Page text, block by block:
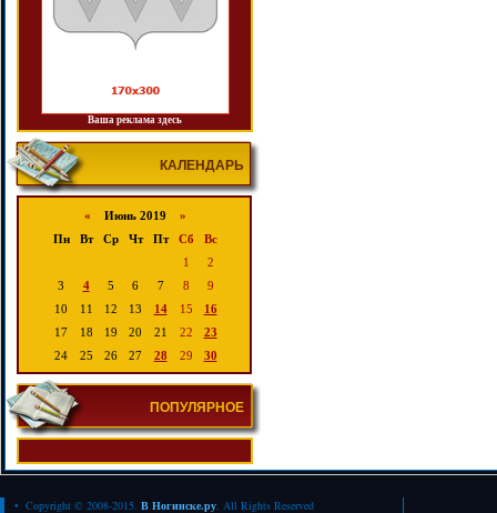
Ваша реклама здесь
КАЛЕНДАРЬ
« Июнь 2019 »
Пн
Вт Ср Чт Пт Сб
Вс
1
2
3
4 5 6 7 8
9
10
11 12 13 14 15
16
17
18 19 20 21 22
23
24
25 26 27 28 29 30
ПОПУЛЯРНОЕ
• Copyright © 2008-2015. В Ногинске.ру. All Rights Reserved